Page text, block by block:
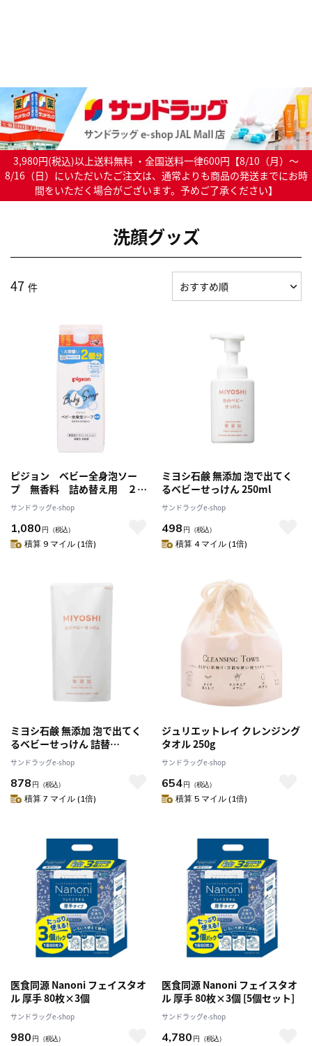
3,980円(税込)以上送料無料 ・全国送料一律600円【8/10（月）～
8/16（日）にいただいたご注文は、通常よりも商品の発送までにお時
間をいただく場合がございます。予めご了承ください】
洗顔グッズ
47 件
ピジョン ベビー全身泡ソー
プ 無香料 詰め替え用 ２個
分 ８００ｍｌ
サンドラッグe-shop
1,080 円 （税込）
積算 9 マイル (1倍)
ミヨシ石鹸 無添加 泡で出てく
るベビーせっけん 250ml
サンドラッグe-shop
498 円 （税込）
積算 4 マイル (1倍)
ミヨシ石鹸 無添加 泡で出てく
るベビーせっけん 詰替
220ml【3個セット】
サンドラッグe-shop
878 円 （税込）
積算 7 マイル (1倍)
ジュリエットレイ クレンジング
タオル 250g
サンドラッグe-shop
654円 （税込）
積算 5 マイル (1倍)
医食同源 Nanoni フェイスタオ
ル 厚手 80枚×3個
サンドラッグe-shop
980 円 （税込）
医食同源 Nanoni フェイスタオ
ル 厚手 80枚×3個 [5個セット]
サンドラッグe-shop
4,780 円 （税込）